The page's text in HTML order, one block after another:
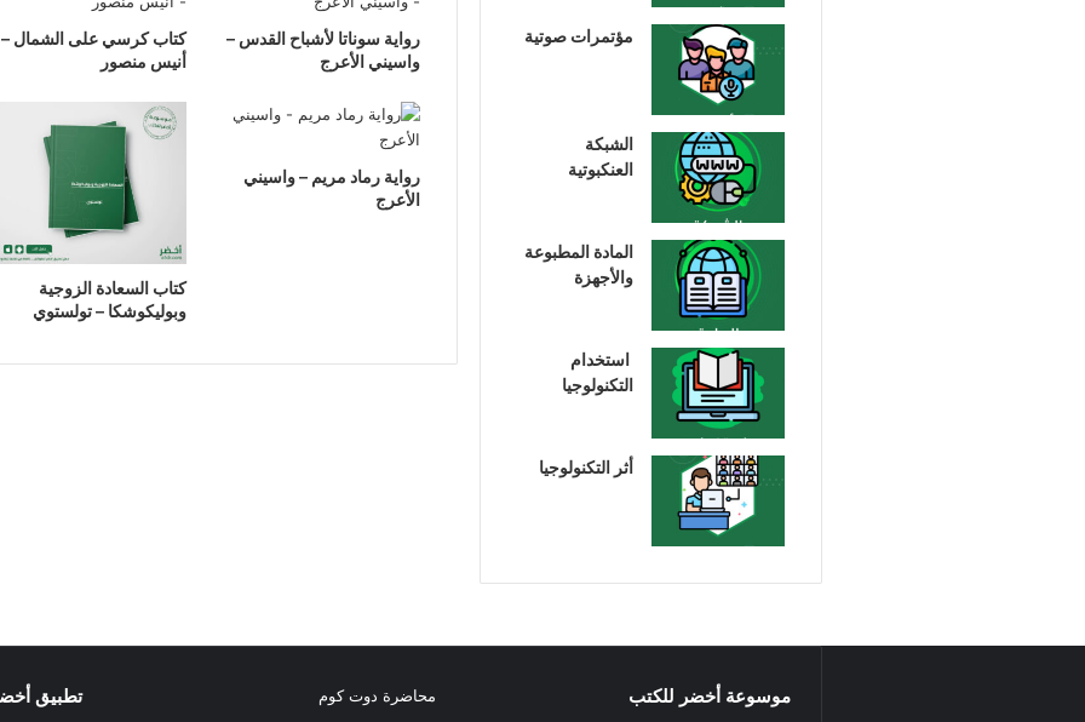
رواية سوناتا لأشباح القدس –
واسيني الأعرج
كتاب كرسي على الشمال –
أنيس منصور
رواية رماد مريم – واسيني
الأعرج
كتاب السعادة الزوجية
وبوليكوشكا – تولستوي
مؤتمرات صوتية
الشبكة
العنكبوتية
المادة المطبوعة
والأجهزة
استخدام
التكنولوجيا
أثر التكنولوجيا
موسوعة أخضر للكتب محاضرة دوت كوم تطبيق